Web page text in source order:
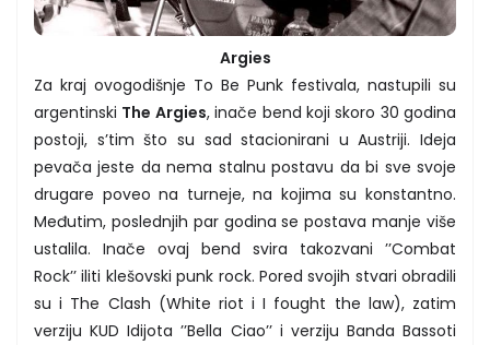
Argies
Za kraj ovogodišnje To Be Punk festivala, nastupili su
argentinski The Argies, inače bend koji skoro 30 godina
postoji, s’tim što su sad stacionirani u Austriji. Ideja
pevača jeste da nema stalnu postavu da bi sve svoje
drugare poveo na turneje, na kojima su konstantno.
Međutim, poslednjih par godina se postava manje više
ustalila. Inače ovaj bend svira takozvani ’’Combat
Rock’’ iliti klešovski punk rock. Pored svojih stvari obradili
su i The Clash (White riot i I fought the law), zatim
verziju KUD Idijota ’’Bella Ciao’’ i verziju Banda Bassoti